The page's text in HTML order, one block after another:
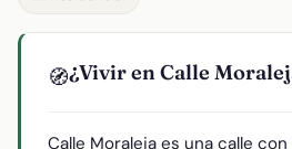
🧭¿Vivir en Calle
Calle Moraleja es una calle